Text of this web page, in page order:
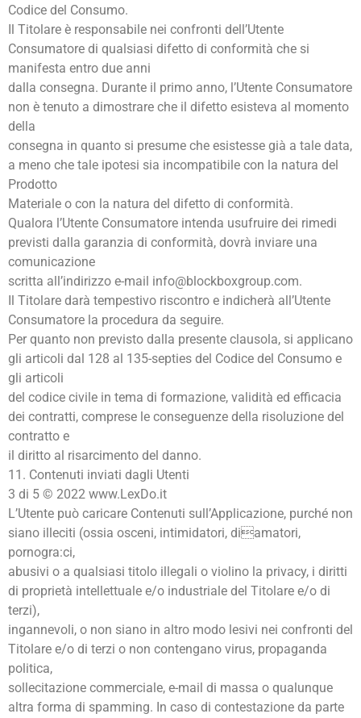
Codice del Consumo.
Il Titolare è responsabile nei confronti dell’Utente
Consumatore di qualsiasi difetto di conformità che si
manifesta entro due anni
dalla consegna. Durante il primo anno, l’Utente Consumatore
non è tenuto a dimostrare che il difetto esisteva al momento
della
consegna in quanto si presume che esistesse già a tale data,
a meno che tale ipotesi sia incompatibile con la natura del
Prodotto
Materiale o con la natura del difetto di conformità.
Qualora l’Utente Consumatore intenda usufruire dei rimedi
previsti dalla garanzia di conformità, dovrà inviare una
comunicazione
scritta all’indirizzo e-mail info@blockboxgroup.com.
Il Titolare darà tempestivo riscontro e indicherà all’Utente
Consumatore la procedura da seguire.
Per quanto non previsto dalla presente clausola, si applicano
gli articoli dal 128 al 135-septies del Codice del Consumo e
gli articoli
del codice civile in tema di formazione, validità ed efficacia
dei contratti, comprese le conseguenze della risoluzione del
contratto e
il diritto al risarcimento del danno.
11. Contenuti inviati dagli Utenti
3 di 5 © 2022 www.LexDo.it
L’Utente può caricare Contenuti sull’Applicazione, purché non
siano illeciti (ossia osceni, intimidatori, diamatori,
pornogra:ci,
abusivi o a qualsiasi titolo illegali o violino la privacy, i diritti
di proprietà intellettuale e/o industriale del Titolare e/o di
terzi),
ingannevoli, o non siano in altro modo lesivi nei confronti del
Titolare e/o di terzi o non contengano virus, propaganda
politica,
sollecitazione commerciale, e-mail di massa o qualunque
altra forma di spamming. In caso di contestazione da parte